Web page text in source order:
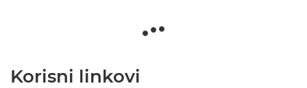
Korisni linkovi